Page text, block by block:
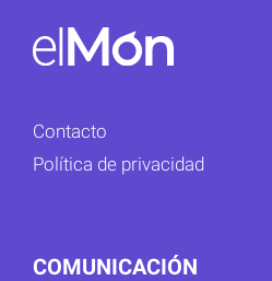
Contacto
Política de privacidad
COMUNICACIÓN